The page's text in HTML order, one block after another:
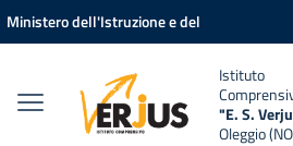
Vai ai contenuti
Vai al menu di navigazione
Vai al footer
Ministero dell'Istruzione e del
Istituto
"E. S.
Oleggio